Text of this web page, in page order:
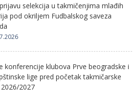
selekcija u takmičenjima mlađih
pod okriljem Fudbalskog saveza
konferencije klubova Prve beogradske i
lige pred početak takmičarske
2027